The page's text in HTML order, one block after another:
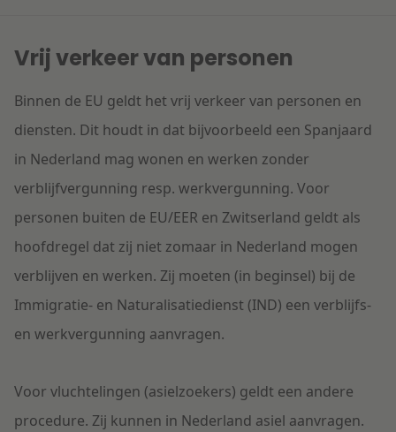
Vrij verkeer van personen
Binnen de EU geldt het vrij verkeer van personen en
diensten. Dit houdt in dat bijvoorbeeld een Spanjaard
in Nederland mag wonen en werken zonder
verblijfvergunning resp. werkvergunning. Voor
personen buiten de EU/EER en Zwitserland geldt als
hoofdregel dat zij niet zomaar in Nederland mogen
verblijven en werken. Zij moeten (in beginsel) bij de
Immigratie- en Naturalisatiedienst (IND) een verblijfs-
en werkvergunning aanvragen.
Voor vluchtelingen (asielzoekers) geldt een andere
procedure. Zij kunnen in Nederland asiel aanvragen.